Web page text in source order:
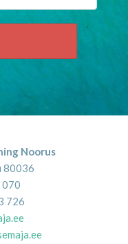
Noorus
80036
070
726